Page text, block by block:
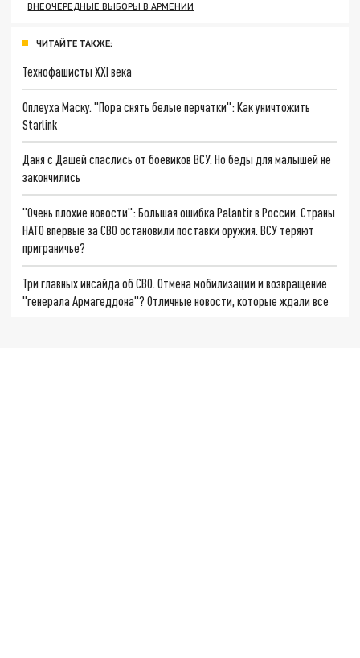
ВНЕОЧЕРЕДНЫЕ ВЫБОРЫ В АРМЕНИИ
ЧИТАЙТЕ ТАКЖЕ:
Технофашисты XXI века
Оплеуха Маску. "Пора снять белые перчатки": Как уничтожить
Starlink
Даня с Дашей спаслись от боевиков ВСУ. Но беды для малышей не
закончились
"Очень плохие новости": Большая ошибка Palantir в России. Страны
НАТО впервые за СВО остановили поставки оружия. ВСУ теряют
приграничье?
Три главных инсайда об СВО. Отмена мобилизации и возвращение
"генерала Армагеддона"? Отличные новости, которые ждали все